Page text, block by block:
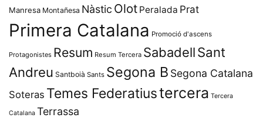
Manresa Montañesa Nàstic Olot Peralada Prat
Primera Catalana Promoció d'ascens
Protagonistes Resum Resum Tercera SabadellSant
Andreu Santboià Sants Segona B Segona Catalana
Soteras Temes Federatiustercera Tercera
Catalana Terrassa